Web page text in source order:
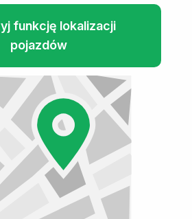
funkcję lokalizacji
pojazdów